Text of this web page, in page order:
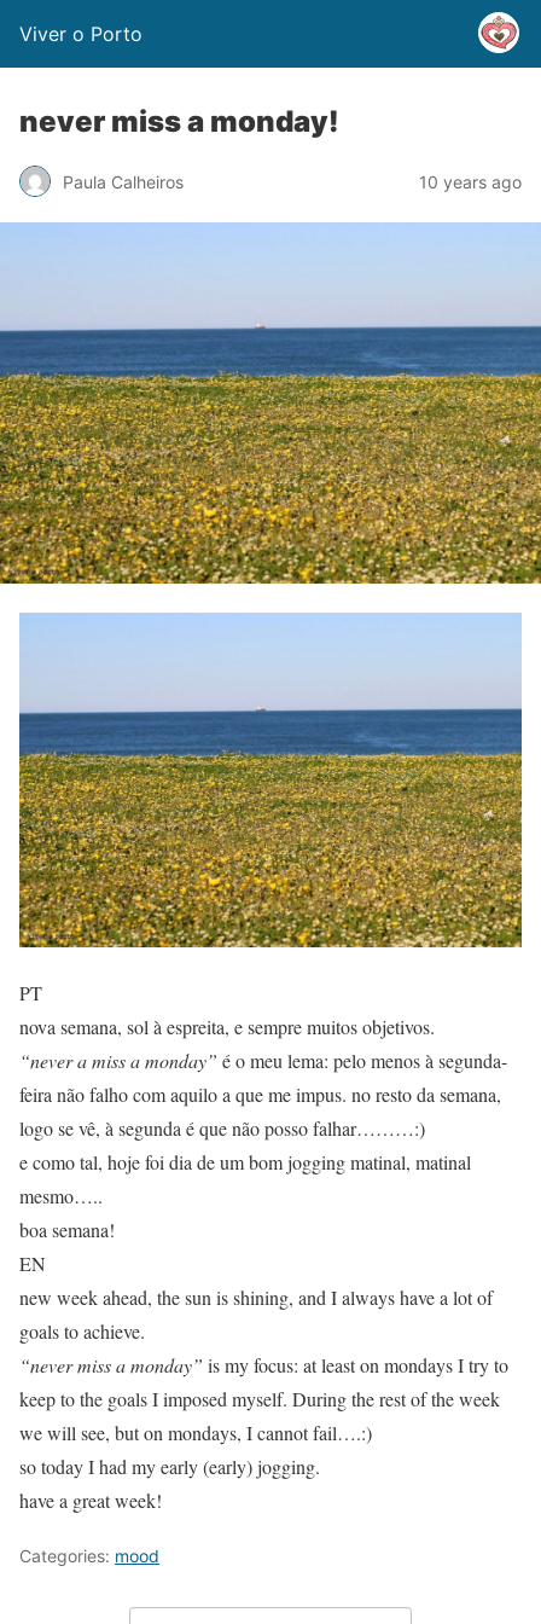
Viver o Porto
never miss a monday!
Paula Calheiros 10 years ago
PT
nova semana, sol à espreita, e sempre muitos objetivos.
“never a miss a monday” é o meu lema: pelo menos à segunda-
feira não falho com aquilo a que me impus. no resto da semana,
logo se vê, à segunda é que não posso falhar………:)
e como tal, hoje foi dia de um bom jogging matinal, matinal
mesmo…..
boa semana!
EN
new week ahead, the sun is shining, and I always have a lot of
goals to achieve.
“never miss a monday” is my focus: at least on mondays I try to
keep to the goals I imposed myself. During the rest of the week
we will see, but on mondays, I cannot fail….:)
so today I had my early (early) jogging.
have a great week!
Categories: mood